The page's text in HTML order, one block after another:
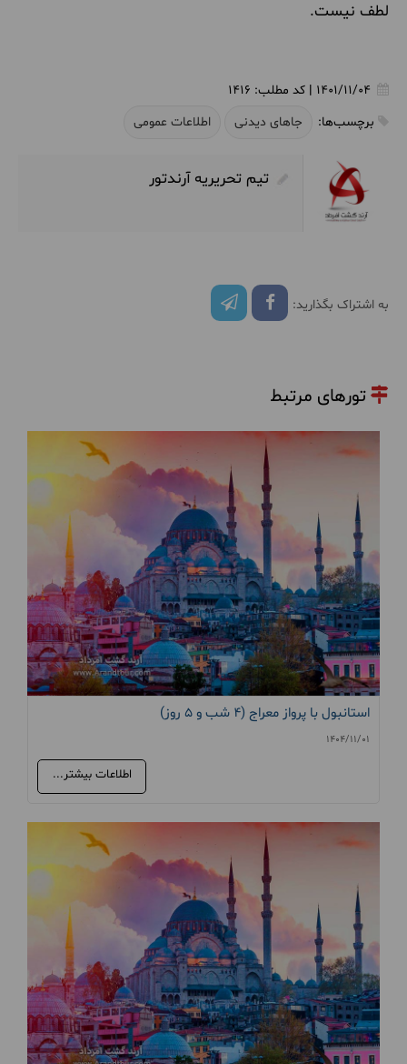
لطف نیست.
1401/11/04 کد مطلب: 1416
برچسب‌ها:
جاهای دیدنی اطلاعات عمومی
تیم تحریریه آرندتور
به اشتراک بگذارید:
تورهای مرتبط
استانبول با پرواز معراج (4 شب و 5 روز)
1404/11/01
اطلاعات بیشتر...